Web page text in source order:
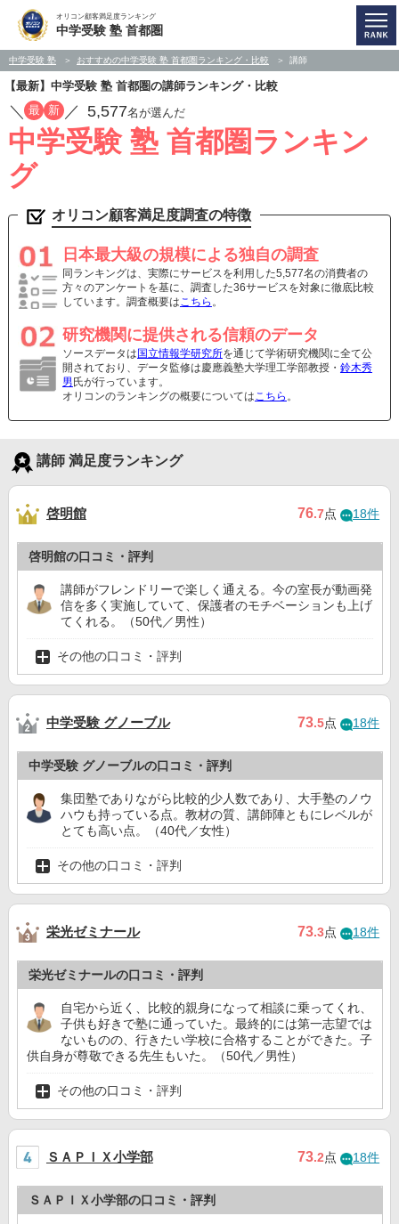
オリコン顧客満足度ランキング
中学受験 塾 首都圏
中学受験 塾 おすすめの中学受験 塾 首都圏ランキング・比較 講師
【最新】中学受験 塾 首都圏の講師ランキング・比較
／ 最 新 ／ 5,577名が選んだ
中学受験 塾 首都圏ランキン
グ
オリコン顧客満足度調査の特徴
日本最大級の規模による独自の調査
同ランキングは、実際にサービスを利用した5,577名の消費者の
方々のアンケートを基に、調査した36サービスを対象に徹底比較
しています。調査概要はこちら 。
研究機関に提供される信頼のデータ
ソースデータは 国立情報学研究所を通じて学術研究機関に全て公
開されており、データ監修は慶應義塾大学理工学部教授・ 鈴木秀
男 氏が行っています。
オリコンのランキングの概要についてはこちら 。
講師 満足度ランキング
啓明館 76.7点 18件
啓明館の口コミ・評判
講師がフレンドリーで楽しく通える。今の室長が動画発
信を多く実施していて、保護者のモチベーションも上げ
てくれる。（50代／男性）
その他の口コミ・評判
中学受験 グノーブル 73.5点 18件
中学受験 グノーブルの口コミ・評判
集団塾でありながら比較的少人数であり、大手塾のノウ
ハウも持っている点。教材の質、講師陣ともにレベルが
とても高い点。（40代／女性）
その他の口コミ・評判
栄光ゼミナール 73.3点 18件
栄光ゼミナールの口コミ・評判
自宅から近く、比較的親身になって相談に乗ってくれ、
子供も好きで塾に通っていた。最終的には第一志望では
ないものの、行きたい学校に合格することができた。子
供自身が尊敬できる先生もいた。（50代／男性）
その他の口コミ・評判
ＳＡＰＩＸ小学部 73.2点 18件
ＳＡＰＩＸ小学部の口コミ・評判